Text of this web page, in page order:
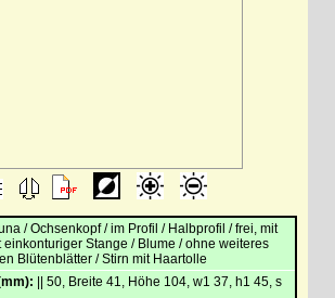
/ Ochsenkopf / im Profil / Halbprofil / frei, mit
einkonturiger Stange / Blume / ohne weiteres
Blütenblätter / Stirn mit Haartolle
|| 50, Breite 41, Höhe 104, w1 37, h1 45, s